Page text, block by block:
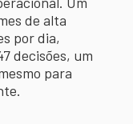
de alta
por dia,
decisões, um
para